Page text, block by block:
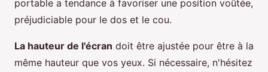
portable a tendance à favoriser une position voûtée,
préjudiciable pour le dos et le cou.
La hauteur de l'écran doit être ajustée pour être à la
même hauteur que vos yeux. Si nécessaire, n'hésitez